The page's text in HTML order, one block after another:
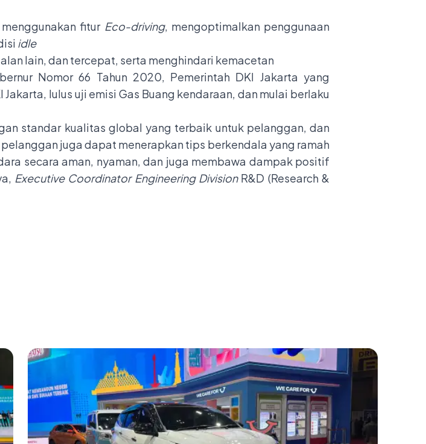
fitur Eco-driving, mengoptimalkan penggunaan
idle
lain, dan tercepat, serta menghindari kemacetan
Nomor 66 Tahun 2020, Pemerintah DKI Jakarta yang
lulus uji emisi Gas Buang kendaraan, dan mulai berlaku
standar kualitas global yang terbaik untuk pelanggan, dan
juga dapat menerapkan tips berkendala yang ramah
secara aman, nyaman, dan juga membawa dampak positif
Executive Coordinator Engineering DivisionR&D (Research &